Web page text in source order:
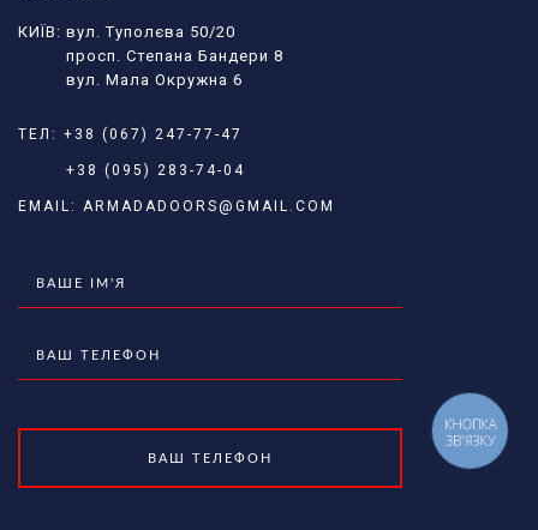
КИЇВ: вул. Туполєва 50/20
просп. Степана Бандери 8
вул. Мала Окружна 6
ТЕЛ: +38 (067) 247-77-47
+38 (095) 283-74-04
EMAIL: ARMADADOORS@GMAIL.COM
КНОПКА
ЗВ'ЯЗКУ